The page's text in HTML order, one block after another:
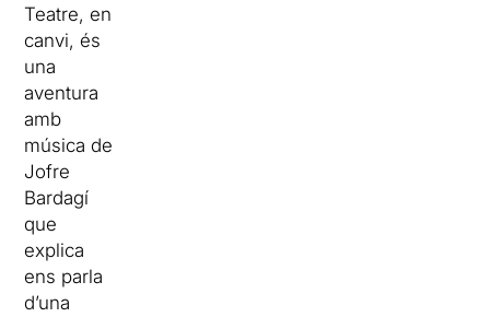
Teatre, en
canvi, és
una
aventura
amb
música de
Jofre
Bardagí
que
explica
ens parla
d’una